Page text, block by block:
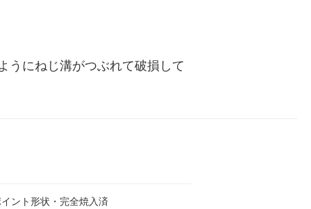
うにねじ溝がつぶれて破損して
ント形状・完全焼入済